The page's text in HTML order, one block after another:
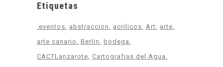
Etiquetas
.eventos abstraccion acrilicos Art
arte
arte canario
Berlin
bodega
CACTLanzarote
Cartografias del Agua